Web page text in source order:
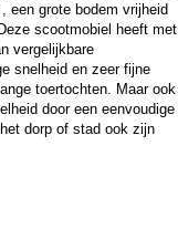
een grote bodem vrijheid
scootmobiel heeft met
vergelijkbare
snelheid en zeer fijne
toertochten. Maar ook
door een eenvoudige
dorp of stad ook zijn